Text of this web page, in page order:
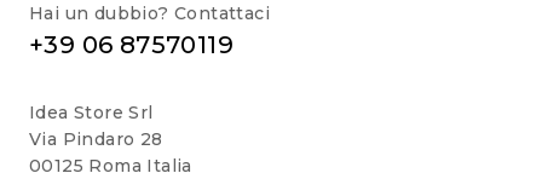
Hai un dubbio? Contattaci
+39 06 87570119
Idea Store Srl
Via Pindaro 28
00125 Roma Italia